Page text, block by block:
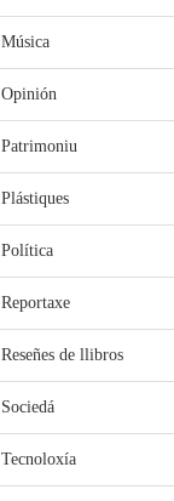
Música
Opinión
Patrimoniu
Plástiques
Política
Reportaxe
Reseñes de llibros
Sociedá
Tecnoloxía